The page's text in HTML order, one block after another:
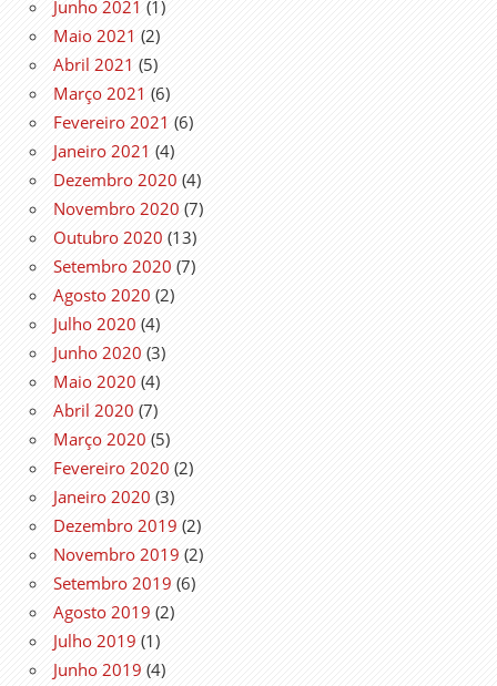
Junho 2021 (1)
Maio 2021 (2)
Abril 2021 (5)
Março 2021 (6)
Fevereiro 2021 (6)
Janeiro 2021 (4)
Dezembro 2020 (4)
Novembro 2020 (7)
Outubro 2020 (13)
Setembro 2020 (7)
Agosto 2020 (2)
Julho 2020 (4)
Junho 2020 (3)
Maio 2020 (4)
Abril 2020 (7)
Março 2020 (5)
Fevereiro 2020 (2)
Janeiro 2020 (3)
Dezembro 2019 (2)
Novembro 2019 (2)
Setembro 2019 (6)
Agosto 2019 (2)
Julho 2019 (1)
Junho 2019 (4)